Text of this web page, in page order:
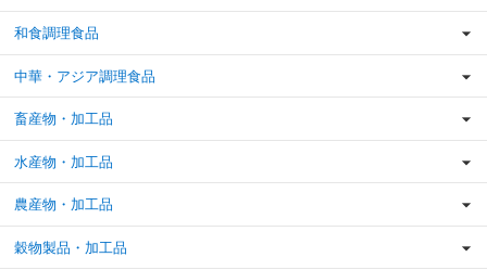
和食調理食品
中華・アジア調理食品
畜産物・加工品
水産物・加工品
農産物・加工品
穀物製品・加工品